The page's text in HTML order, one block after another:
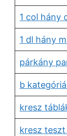
1 col hány
1 dl hány
párkány
b
kresz
kresz